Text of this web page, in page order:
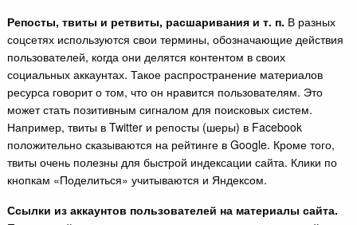
Репосты, твиты и ретвиты, расшаривания и т. п. В разных
соцсетях используются свои термины, обозначающие действия
пользователей, когда они делятся контентом в своих
социальных аккаунтах. Такое распространение материалов
ресурса говорит о том, что он нравится пользователям. Это
может стать позитивным сигналом для поисковых систем.
Например, твиты в Twitter и репосты (шеры) в Facebook
положительно сказываются на рейтинге в Google. Кроме того,
твиты очень полезны для быстрой индексации сайта. Клики по
кнопкам «Поделиться» учитываются и Яндексом.
Ссылки из аккаунтов пользователей на материалы сайта.